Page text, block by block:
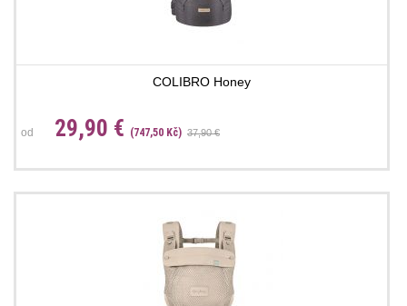
COLIBRO Honey
od 29,90 € (747,50 Kč) 37,90 €